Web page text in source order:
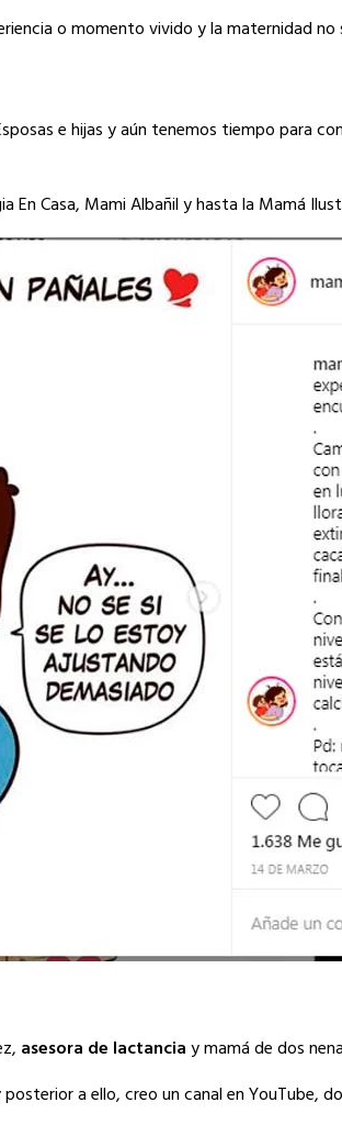
o momento vivido y la maternidad
e hijas y aún tenemos tiempo para
En Casa, Mami Albañil y hasta la Mamá
asesora de lactanciay mamá de dos
a ello, creo un canal en YouTube,